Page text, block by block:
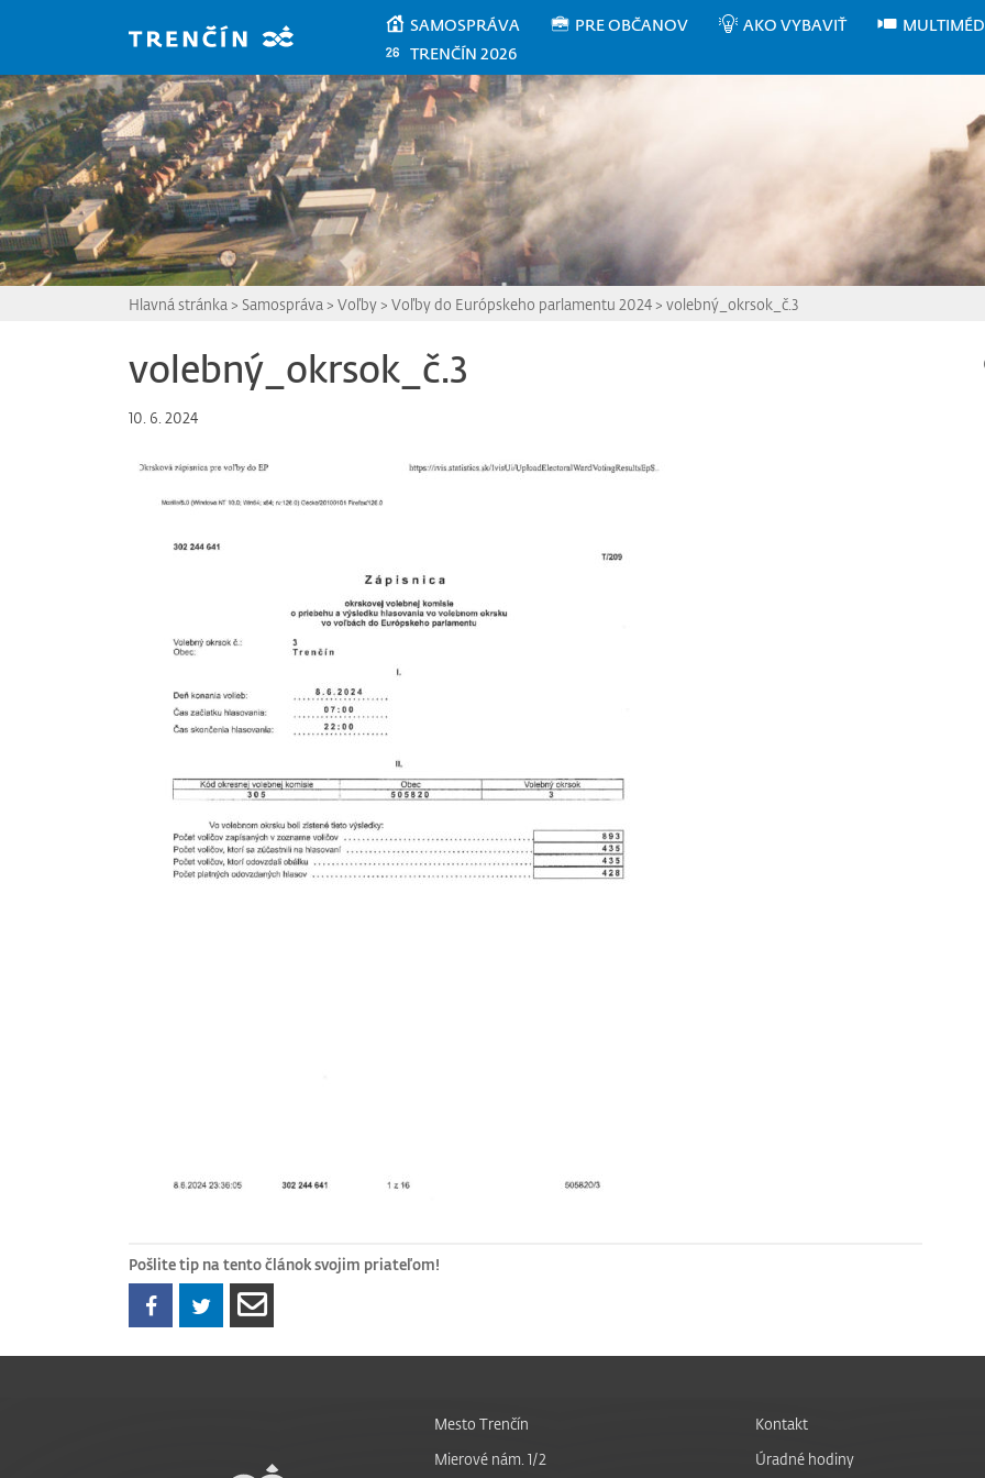
SAMOSPRÁVA PRE OBČANOV AKO VYBAVIŤ
TRENČÍN 2026
Hlavná stránka > Samospráva > Voľby> Voľby do Európskeho parlamentu 2024> volebný_okrsok_č.3
volebný_okrsok_č.3
10. 6. 2024
Pošlite tip na tento článok svojim priateľom!
Mesto Trenčín
Mierové nám. 1/2
Kontakt
Úradné hodiny